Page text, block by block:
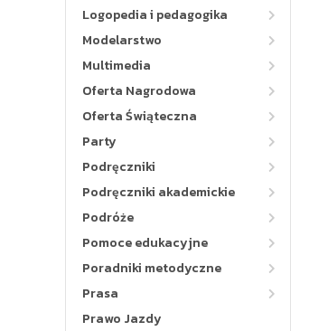
Logopedia i pedagogika
Modelarstwo
Multimedia
Oferta Nagrodowa
Oferta Świąteczna
Party
Podręczniki
Podręczniki akademickie
Podróże
Pomoce edukacyjne
Poradniki metodyczne
Prasa
Prawo Jazdy